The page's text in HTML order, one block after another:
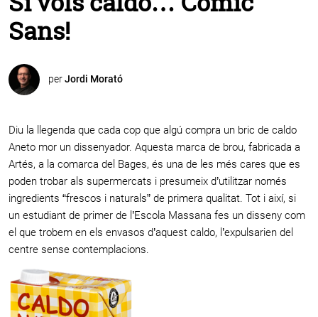
Sans!
perJordi Morató
Diu la llegenda que cada cop que algú compra un bric de caldo
Aneto mor un dissenyador. Aquesta marca de brou, fabricada a
Artés, a la comarca del Bages, és una de les més cares que es
poden trobar als supermercats i presumeix d’utilitzar només
ingredients “frescos i naturals” de primera qualitat. Tot i així, si
un estudiant de primer de l’Escola Massana fes un disseny com
el que trobem en els envasos d’aquest caldo, l’expulsarien del
centre sense contemplacions.